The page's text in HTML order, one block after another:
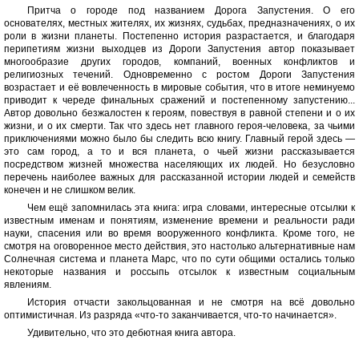
Притча о городе под названием Дорога Запустения. О его
основателях, местных жителях, их жизнях, судьбах, предназначениях, о их
роли в жизни планеты. Постепенно история разрастается, и благодаря
перипетиям жизни выходцев из Дороги Запустения автор показывает
многообразие других городов, компаний, военных конфликтов и
религиозных течений. Одновременно с ростом Дороги Запустения
возрастает и её вовлеченность в мировые события, что в итоге неминуемо
приводит к череде финальных сражений и постепенному запустению...
Автор довольно безжалостен к героям, повествуя в равной степени и о их
жизни, и о их смерти. Так что здесь нет главного героя-человека, за чьими
приключениями можно было бы следить всю книгу. Главный герой здесь —
это сам город, а то и вся планета, о чьей жизни рассказывается
посредством жизней множества населяющих их людей. Но безусловно
перечень наиболее важных для рассказанной истории людей и семейств
конечен и не слишком велик.
Чем ещё запомнилась эта книга: игра словами, интересные отсылки к
известным именам и понятиям, изменение времени и реальности ради
науки, спасения или во время вооруженного конфликта. Кроме того, не
смотря на оговоренное место действия, это настолько альтернативные нам
Солнечная система и планета Марс, что по сути общими остались только
некоторые названия и россыпь отсылок к известным социальным
явлениям.
История отчасти закольцованная и не смотря на всё довольно
оптимистичная. Из разряда «что-то заканчивается, что-то начинается».
Удивительно, что это дебютная книга автора.